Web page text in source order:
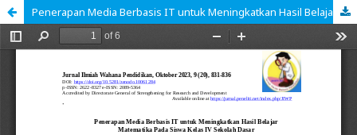
Penerapan Media Berbasis IT untuk Meningkatkan Hasil Belajar Matematika Pada Siswa Kelas IV Sekolah Dasar